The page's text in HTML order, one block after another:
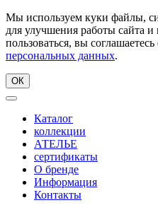
Мы используем куки файлы,
для улучшения работы сайта
пользоваться, вы соглашаетесь
персональных данных.
ОК
Каталог
коллекции
АТЕЛЬЕ
сертификаты
О бренде
Информация
Контакты